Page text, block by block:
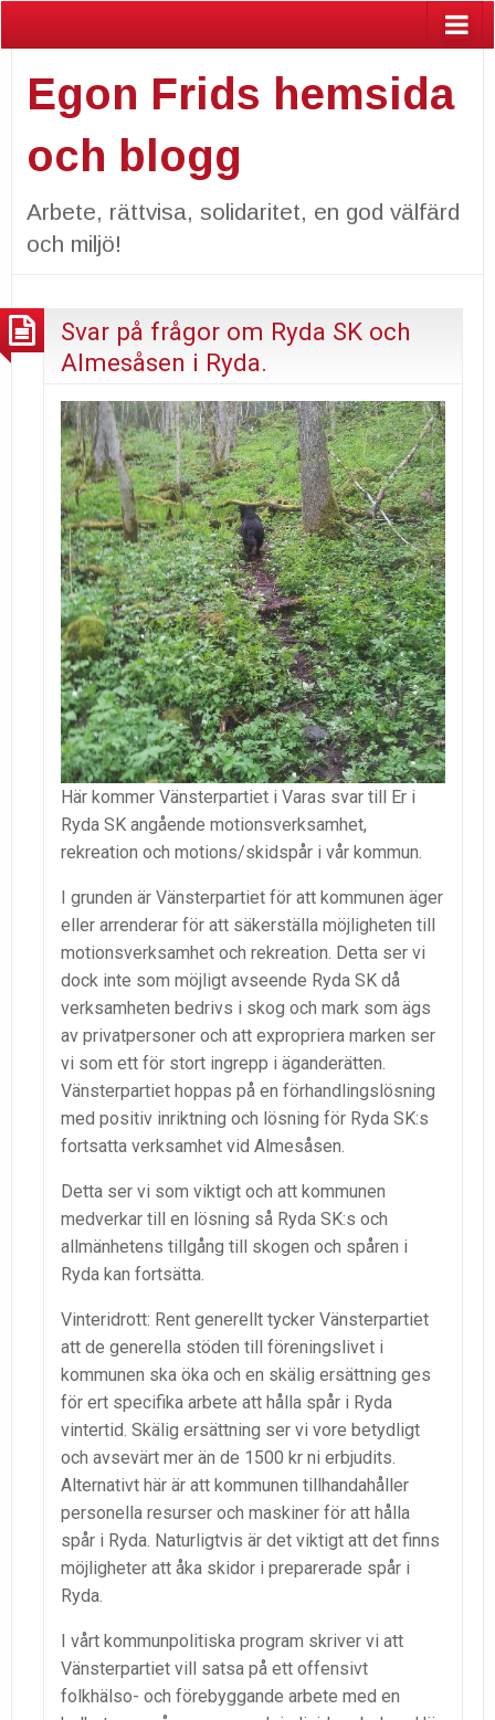
Egon Frids hemsida
och blogg
Arbete, rättvisa, solidaritet, en god välfärd
och miljö!
Svar på frågor om Ryda SK och
Almesåsen i Ryda.
Här kommer Vänsterpartiet i Varas svar till Er i
Ryda SK angående motionsverksamhet,
rekreation och motions/skidspår i vår kommun.
I grunden är Vänsterpartiet för att kommunen äger
eller arrenderar för att säkerställa möjligheten till
motionsverksamhet och rekreation. Detta ser vi
dock inte som möjligt avseende Ryda SK då
verksamheten bedrivs i skog och mark som ägs
av privatpersoner och att expropriera marken ser
vi som ett för stort ingrepp i äganderätten.
Vänsterpartiet hoppas på en förhandlingslösning
med positiv inriktning och lösning för Ryda SK:s
fortsatta verksamhet vid Almesåsen.
Detta ser vi som viktigt och att kommunen
medverkar till en lösning så Ryda SK:s och
allmänhetens tillgång till skogen och spåren i
Ryda kan fortsätta.
Vinteridrott: Rent generellt tycker Vänsterpartiet
att de generella stöden till föreningslivet i
kommunen ska öka och en skälig ersättning ges
för ert specifika arbete att hålla spår i Ryda
vintertid. Skälig ersättning ser vi vore betydligt
och avsevärt mer än de 1500 kr ni erbjudits.
Alternativt här är att kommunen tillhandahåller
personella resurser och maskiner för att hålla
spår i Ryda. Naturligtvis är det viktigt att det finns
möjligheter att åka skidor i preparerade spår i
Ryda.
I vårt kommunpolitiska program skriver vi att
Vänsterpartiet vill satsa på ett offensivt
folkhälso- och förebyggande arbete med en